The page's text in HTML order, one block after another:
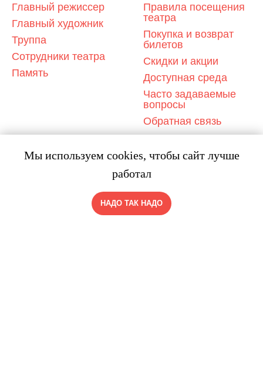
Мы используем cookies, чтобы сайт лучше
работал
НАДО ТАК НАДО
Главный режиссер
Главный художник
Труппа
Сотрудники театра
Память
Правила посещения
театра
Покупка и возврат
билетов
Скидки и акции
Доступная среда
Часто задаваемые
вопросы
Обратная связь